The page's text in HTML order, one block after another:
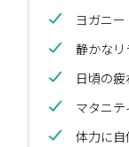
ヨガニ
静かなリ
日頃の
マタニテ
体力に自